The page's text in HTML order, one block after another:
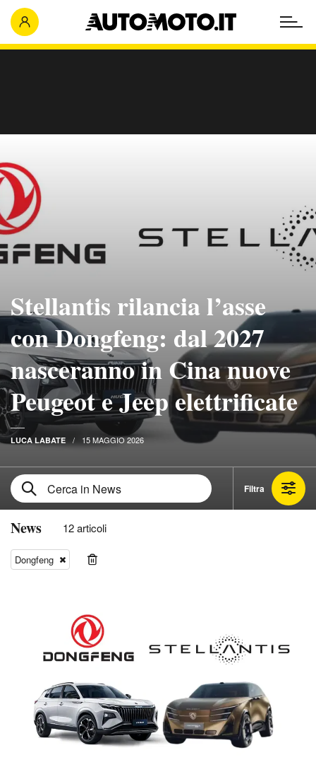
Stellantis rilancia l’asse
con Dongfeng: dal 2027
nasceranno in Cina nuove
Peugeot e Jeep elettrificate
LUCA LABATE 15 MAGGIO 2026
Filtra
News 12 articoli
Dongfeng